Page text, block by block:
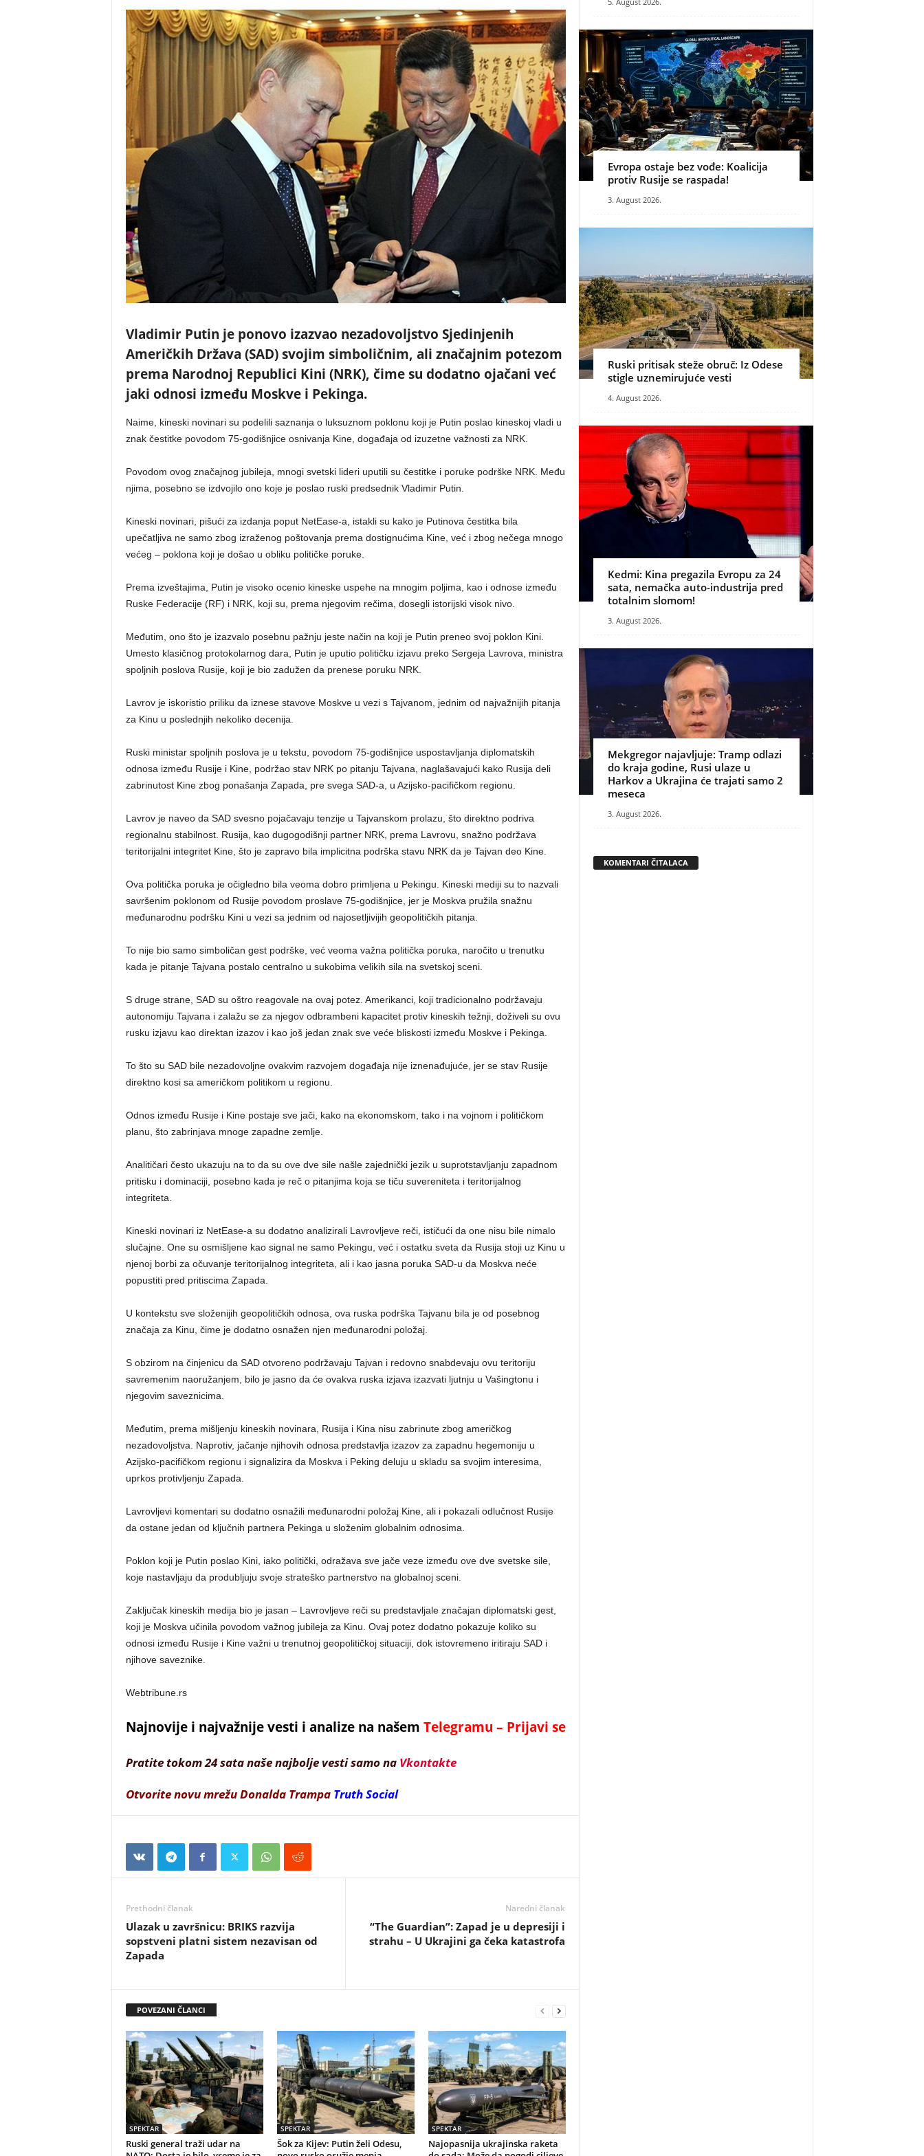
Vladimir Putin je ponovo izazvao nezadovoljstvo Sjedinjenih
Američkih Država (SAD) svojim simboličnim, ali značajnim potezom
prema Narodnoj Republici Kini (NRK), čime su dodatno ojačani već
jaki odnosi između Moskve i Pekinga.
Naime, kineski novinari su podelili saznanja o luksuznom poklonu koji je Putin poslao kineskoj vladi u
znak čestitke povodom 75-godišnjice osnivanja Kine, događaja od izuzetne važnosti za NRK.
Povodom ovog značajnog jubileja, mnogi svetski lideri uputili su čestitke i poruke podrške NRK. Među
njima, posebno se izdvojilo ono koje je poslao ruski predsednik Vladimir Putin.
Kineski novinari, pišući za izdanja poput NetEase-a, istakli su kako je Putinova čestitka bila
upečatljiva ne samo zbog izraženog poštovanja prema dostignućima Kine, već i zbog nečega mnogo
većeg – poklona koji je došao u obliku političke poruke.
Prema izveštajima, Putin je visoko ocenio kineske uspehe na mnogim poljima, kao i odnose između
Ruske Federacije (RF) i NRK, koji su, prema njegovim rečima, dosegli istorijski visok nivo.
Međutim, ono što je izazvalo posebnu pažnju jeste način na koji je Putin preneo svoj poklon Kini.
Umesto klasičnog protokolarnog dara, Putin je uputio političku izjavu preko Sergeja Lavrova, ministra
spoljnih poslova Rusije, koji je bio zadužen da prenese poruku NRK.
Lavrov je iskoristio priliku da iznese stavove Moskve u vezi s Tajvanom, jednim od najvažnijih pitanja
za Kinu u poslednjih nekoliko decenija.
Ruski ministar spoljnih poslova je u tekstu, povodom 75-godišnjice uspostavljanja diplomatskih
odnosa između Rusije i Kine, podržao stav NRK po pitanju Tajvana, naglašavajući kako Rusija deli
zabrinutost Kine zbog ponašanja Zapada, pre svega SAD-a, u Azijsko-pacifičkom regionu.
Lavrov je naveo da SAD svesno pojačavaju tenzije u Tajvanskom prolazu, što direktno podriva
regionalnu stabilnost. Rusija, kao dugogodišnji partner NRK, prema Lavrovu, snažno podržava
teritorijalni integritet Kine, što je zapravo bila implicitna podrška stavu NRK da je Tajvan deo Kine.
Ova politička poruka je očigledno bila veoma dobro primljena u Pekingu. Kineski mediji su to nazvali
savršenim poklonom od Rusije povodom proslave 75-godišnjice, jer je Moskva pružila snažnu
međunarodnu podršku Kini u vezi sa jednim od najosetljivijih geopolitičkih pitanja.
To nije bio samo simboličan gest podrške, već veoma važna politička poruka, naročito u trenutku
kada je pitanje Tajvana postalo centralno u sukobima velikih sila na svetskoj sceni.
S druge strane, SAD su oštro reagovale na ovaj potez. Amerikanci, koji tradicionalno podržavaju
autonomiju Tajvana i zalažu se za njegov odbrambeni kapacitet protiv kineskih težnji, doživeli su ovu
rusku izjavu kao direktan izazov i kao još jedan znak sve veće bliskosti između Moskve i Pekinga.
To što su SAD bile nezadovoljne ovakvim razvojem događaja nije iznenađujuće, jer se stav Rusije
direktno kosi sa američkom politikom u regionu.
Odnos između Rusije i Kine postaje sve jači, kako na ekonomskom, tako i na vojnom i političkom
planu, što zabrinjava mnoge zapadne zemlje.
Analitičari često ukazuju na to da su ove dve sile našle zajednički jezik u suprotstavljanju zapadnom
pritisku i dominaciji, posebno kada je reč o pitanjima koja se tiču suvereniteta i teritorijalnog
integriteta.
Kineski novinari iz NetEase-a su dodatno analizirali Lavrovljeve reči, ističući da one nisu bile nimalo
slučajne. One su osmišljene kao signal ne samo Pekingu, već i ostatku sveta da Rusija stoji uz Kinu u
njenoj borbi za očuvanje teritorijalnog integriteta, ali i kao jasna poruka SAD-u da Moskva neće
popustiti pred pritiscima Zapada.
U kontekstu sve složenijih geopolitičkih odnosa, ova ruska podrška Tajvanu bila je od posebnog
značaja za Kinu, čime je dodatno osnažen njen međunarodni položaj.
S obzirom na činjenicu da SAD otvoreno podržavaju Tajvan i redovno snabdevaju ovu teritoriju
savremenim naoružanjem, bilo je jasno da će ovakva ruska izjava izazvati ljutnju u Vašingtonu i
njegovim saveznicima.
Međutim, prema mišljenju kineskih novinara, Rusija i Kina nisu zabrinute zbog američkog
nezadovoljstva. Naprotiv, jačanje njihovih odnosa predstavlja izazov za zapadnu hegemoniju u
Azijsko-pacifičkom regionu i signalizira da Moskva i Peking deluju u skladu sa svojim interesima,
uprkos protivljenju Zapada.
Lavrovljevi komentari su dodatno osnažili međunarodni položaj Kine, ali i pokazali odlučnost Rusije
da ostane jedan od ključnih partnera Pekinga u složenim globalnim odnosima.
Poklon koji je Putin poslao Kini, iako politički, odražava sve jače veze između ove dve svetske sile,
koje nastavljaju da produbljuju svoje strateško partnerstvo na globalnoj sceni.
Zaključak kineskih medija bio je jasan – Lavrovljeve reči su predstavljale značajan diplomatski gest,
koji je Moskva učinila povodom važnog jubileja za Kinu. Ovaj potez dodatno pokazuje koliko su
odnosi između Rusije i Kine važni u trenutnoj geopolitičkoj situaciji, dok istovremeno iritiraju SAD i
njihove saveznike.
Webtribune.rs
Najnovije i najvažnije vesti i analize na našem Telegramu – Prijavi se
Pratite tokom 24 sata naše najbolje vesti samo na Vkontakte
Otvorite novu mrežu Donalda Trampa Truth Social
Prethodni članak
Ulazak u završnicu: BRIKS razvija
sopstveni platni sistem nezavisan od
Zapada
Naredni članak
“The Guardian”: Zapad je u depresiji i
strahu – U Ukrajini ga čeka katastrofa
POVEZANI ČLANCI
SPEKTAR
Ruski general traži udar na
SPEKTAR
Šok za Kijev: Putin želi Odesu,
SPEKTAR
Najopasnija ukrajinska raketa
Evropa ostaje bez vođe: Koalicija
protiv Rusije se raspada!
3. August 2026.
Ruski pritisak steže obruč: Iz Odese
stigle uznemirujuće vesti
4. August 2026.
Kedmi: Kina pregazila Evropu za 24
sata, nemačka auto-industrija pred
totalnim slomom!
3. August 2026.
Mekgregor najavljuje: Tramp odlazi
do kraja godine, Rusi ulaze u
Harkov a Ukrajina će trajati samo 2
meseca
3. August 2026.
KOMENTARI ČITALACA